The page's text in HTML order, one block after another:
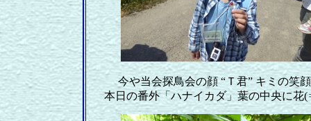
今や当会探鳥会の顔 “Ｔ君” キミの笑
本日の番外「ハナイカダ」葉の中央に